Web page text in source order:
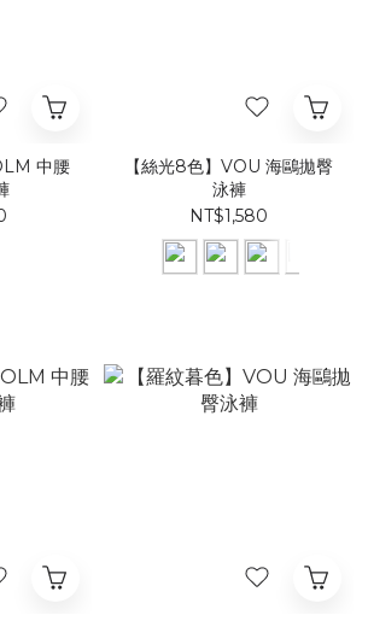
中腰
【絲光8色】VOU 海鷗拋臀
泳褲
NT$1,580